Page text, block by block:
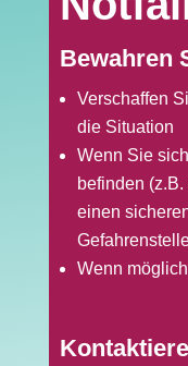
Bewahren
Verschaffen
die Situation
Wenn Sie
befinden
einen
Wenn